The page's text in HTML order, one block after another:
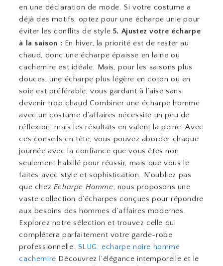
en une déclaration de mode. Si votre costume a
déjà des motifs, optez pour une écharpe unie pour
éviter les conflits de style.5. Ajustez votre écharpe
à la saison : En hiver, la priorité est de rester au
chaud, donc une écharpe épaisse en laine ou
cachemire est idéale. Mais, pour les saisons plus
douces, une écharpe plus légère en coton ou en
soie est préférable, vous gardant à l’aise sans
devenir trop chaud.Combiner une écharpe homme
avec un costume d’affaires nécessite un peu de
réflexion, mais les résultats en valent la peine. Avec
ces conseils en tête, vous pouvez aborder chaque
journée avec la confiance que vous êtes non
seulement habillé pour réussir, mais que vous le
faites avec style et sophistication. N’oubliez pas
que chez Echarpe Homme, nous proposons une
vaste collection d’écharpes conçues pour répondre
aux besoins des hommes d’affaires modernes.
Explorez notre sélection et trouvez celle qui
complétera parfaitement votre garde-robe
professionnelle. SLUG: echarpe noire homme
cachemire Découvrez l’élégance intemporelle et le